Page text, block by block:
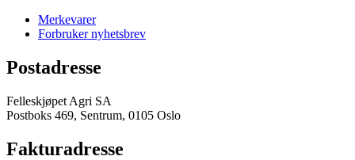
Merkevarer
Forbruker nyhetsbrev
Postadresse
Felleskjøpet Agri SA
Postboks 469, Sentrum, 0105 Oslo
Fakturadresse